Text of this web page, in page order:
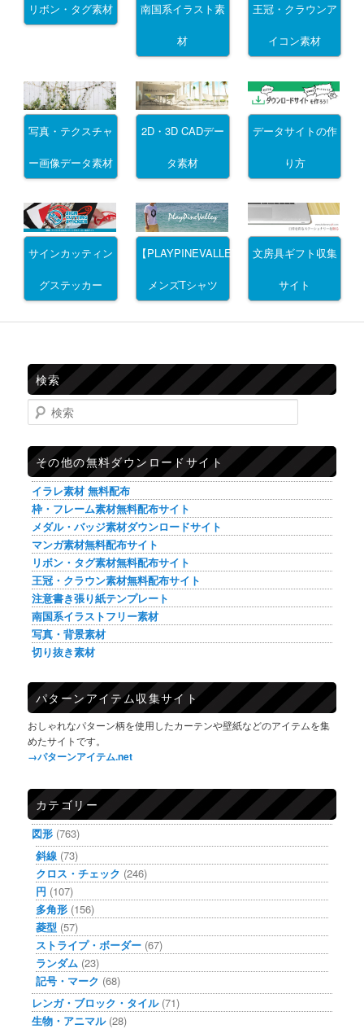
リボン・タグ素材 南国系イラスト素
材
王冠・クラウンア
イコン素材
写真・テクスチャ
ー画像データ素材
2D・3D CADデー
タ素材
データサイトの作
り方
サインカッティン
グステッカー
【PLAYPINEVALLEY】
メンズTシャツ
文房具ギフト収集
サイト
検索
検索
その他の無料ダウンロードサイト
イラレ素材 無料配布
枠・フレーム素材無料配布サイト
メダル・バッジ素材ダウンロードサイト
マンガ素材無料配布サイト
リボン・タグ素材無料配布サイト
王冠・クラウン素材無料配布サイト
注意書き張り紙テンプレート
南国系イラストフリー素材
写真・背景素材
切り抜き素材
パターンアイテム収集サイト
おしゃれなパターン柄を使用したカーテンや壁紙などのアイテムを集
めたサイトです。
→パターンアイテム.net
カテゴリー
図形 (763)
斜線 (73)
クロス・チェック (246)
円 (107)
多角形 (156)
菱型 (57)
ストライプ・ボーダー (67)
ランダム (23)
記号・マーク (68)
レンガ・ブロック・タイル(71)
生物・アニマル(28)